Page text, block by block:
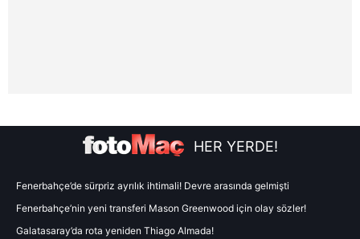
hazırlanmış Aydınlatma Metnimizi okumak ve sitemizde
ilgili mevzuata uygun olarak kullanılan çerezlerle ilgili bilgi
HER YERDE!
Fenerbahçe’de sürpriz ayrılık ihtimali! Devre arasında gelmişti
Fenerbahçe’nin yeni transferi Mason Greenwood için olay sözler!
Galatasaray’da rota yeniden Thiago Almada!